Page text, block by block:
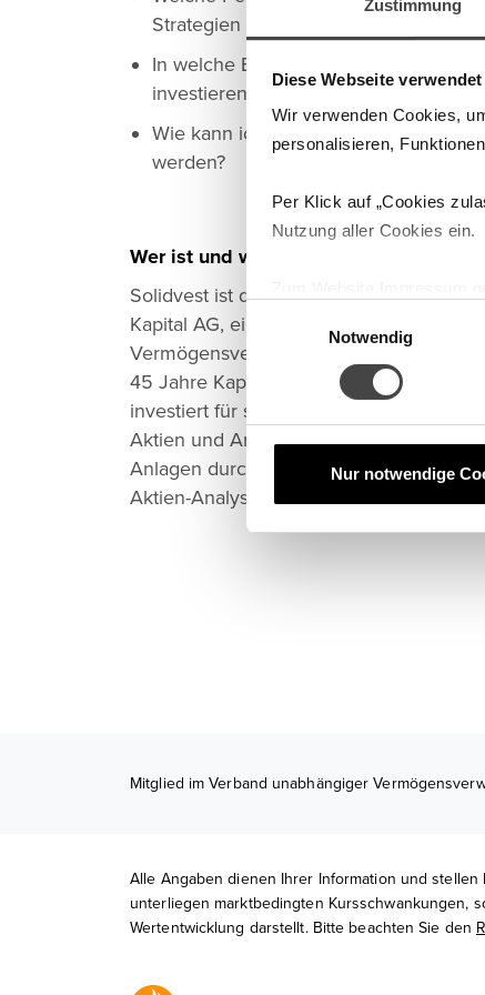
Zustimmung
Diese Webseite
Wir verwenden Cookies,
personalisieren,
Per Klick auf „Cookies
Nutzung aller Cookies ein.
n
w
i
l
i
g
h
Notwendig
Nur notwendige
Strategien erzielt?
In welche Branchen und Regionen
investieren wir aktuell?
Wie kann ich Kunde bei Solidvest
werden?
Wer ist und was macht Solidvest?
Solidvest ist der digitale Zugang zur DJE
Kapital AG, einem der größten
Vermögensverwalter Deutschlands mit
45 Jahre Kapitalmarkterfahrung. Solidvest
investiert für seine Kunden zielgerichtet in
Aktien und Anleihen. Gesteuert werden
Anlagen durch die Portfoliomanager und
Aktien-Analysten von DJE.
Mitglied im Verband unabhängiger
Alle Angaben dienen Ihrer Information und
unterliegen marktbedingten Kursschwankungen,
Wertentwicklung darstellt. Bitte beachten Sie den